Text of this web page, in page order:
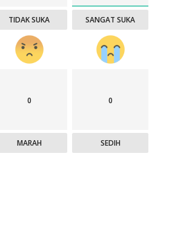
TIDAK SUKA SANGAT SUKA
0
MARAH
0
SEDIH